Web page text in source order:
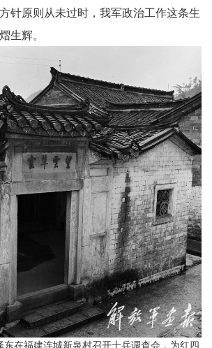
针原则从未过时，我军政治工作这条生
生辉。
在福建连城新泉村召开士兵调查会，为红四